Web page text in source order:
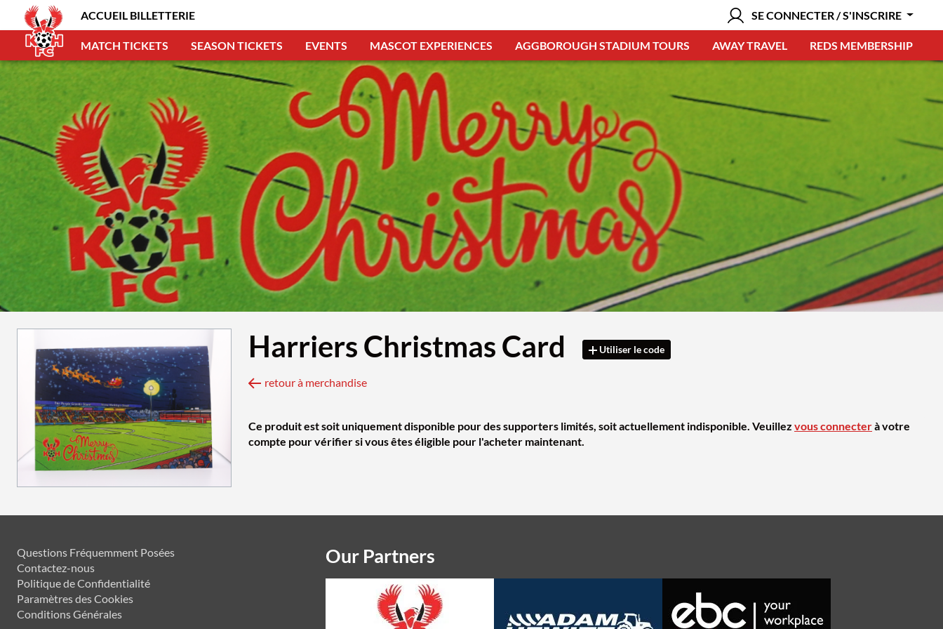
ACCUEIL BILLETTERIE SE CONNECTER / S'INSCRIRE
MATCH TICKETS SEASON TICKETS EVENTS MASCOT EXPERIENCES AGGBOROUGH STADIUM TOURS AWAY TRAVEL REDS MEMBERSHIP
Harriers Christmas Card Utiliser le code
retour à merchandise
Ce produit est soit uniquement disponible pour des supporters limités, soit actuellement indisponible. Veuillez vous connecterà votre
compte pour vérifier si vous êtes éligible pour l'acheter maintenant.
Questions Fréquemment Posées
Contactez-nous
Politique de Confidentialité
Paramètres des Cookies
Conditions Générales
Our Partners